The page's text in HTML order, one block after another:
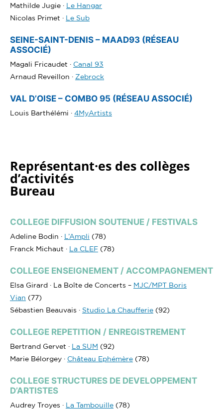
Mathilde Jugie · Le Hangar
Nicolas Primet · Le Sub
SEINE-SAINT-DENIS – MAAD93 (RÉSEAU
ASSOCIÉ)
Magali Fricaudet · Canal 93
Arnaud Reveillon · Zebrock
VAL D’OISE – COMBO 95 (RÉSEAU ASSOCIÉ)
Louis Barthélémi · 4MyArtists
Représentant·es des collèges
d’activités
Bureau
COLLEGE DIFFUSION SOUTENUE / FESTIVALS
Adeline Bodin · L’Ampli (78)
Franck Michaut · La CLEF (78)
COLLEGE ENSEIGNEMENT / ACCOMPAGNEMENT
Elsa Girard · La Boîte de Concerts – MJC/MPT Boris
Vian (77)
Sébastien Beauvais · Studio La Chaufferie (92)
COLLEGE REPETITION / ENREGISTREMENT
Bertrand Gervet · La SUM (92)
Marie Bélorgey · Château Ephémère (78)
COLLEGE STRUCTURES DE DEVELOPPEMENT
D’ARTISTES
Audrey Troyes · La Tambouille (78)